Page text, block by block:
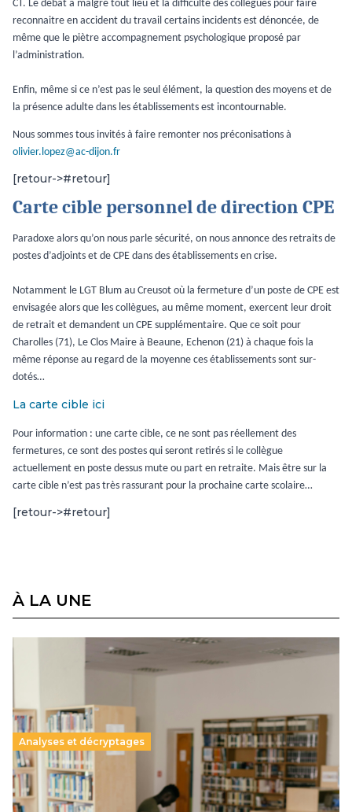
CT. Le débat a malgré tout lieu et la difficulté des collègues pour faire
reconnaitre en accident du travail certains incidents est dénoncée, de
même que le piètre accompagnement psychologique proposé par
l’administration.
Enfin, même si ce n’est pas le seul élément, la question des moyens et de
la présence adulte dans les établissements est incontournable.
Nous sommes tous invités à faire remonter nos préconisations à
olivier.lopez@ac-dijon.fr
[retour->#retour]
Carte cible personnel de direction CPE
Paradoxe alors qu’on nous parle sécurité, on nous annonce des retraits de
postes d’adjoints et de CPE dans des établissements en crise.
Notamment le LGT Blum au Creusot où la fermeture d’un poste de CPE est
envisagée alors que les collègues, au même moment, exercent leur droit
de retrait et demandent un CPE supplémentaire. Que ce soit pour
Charolles (71), Le Clos Maire à Beaune, Echenon (21) à chaque fois la
même réponse au regard de la moyenne ces établissements sont sur-
dotés…
La carte cible ici
Pour information : une carte cible, ce ne sont pas réellement des
fermetures, ce sont des postes qui seront retirés si le collègue
actuellement en poste dessus mute ou part en retraite. Mais être sur la
carte cible n’est pas très rassurant pour la prochaine carte scolaire…
[retour->#retour]
À LA UNE
Analyses et décryptages
Supérieur privé : une dérive qui met à mal la
promesse républicaine